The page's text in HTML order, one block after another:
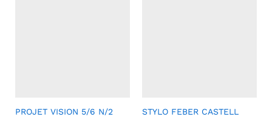
PROJET VISION 5/6 N/2
STYLO FEBER CASTELL